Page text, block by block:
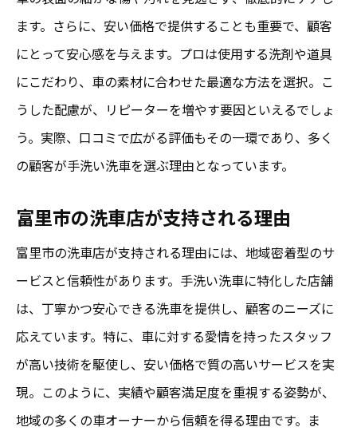
ます。さらに、安い価格で提供することも重要で、顧客
にとって安心感を与えます。プロは使用する洗剤や道具
にこだわり、車の素材に合わせた最適な方法を選択。こ
うした配慮が、リピーターを増やす要因といえるでしょ
う。実際、口コミで広がる評価もその一環であり、多く
の顧客が手洗い洗車を選ぶ理由となっています。
富里市の洗車店が支持される理由
富里市の洗車店が支持される理由には、地域密着型のサ
ービスと信頼性があります。手洗い洗車に特化した店舗
は、丁寧かつ安心できる洗車を提供し、顧客のニーズに
応えています。特に、車に対する愛情を持ったスタッフ
が高い技術を駆使し、安い価格で質の高いサービスを実
現。このように、実績や顧客満足度を重視する姿勢が、
地域の多くの車オーナーから信頼を得る理由です。ま